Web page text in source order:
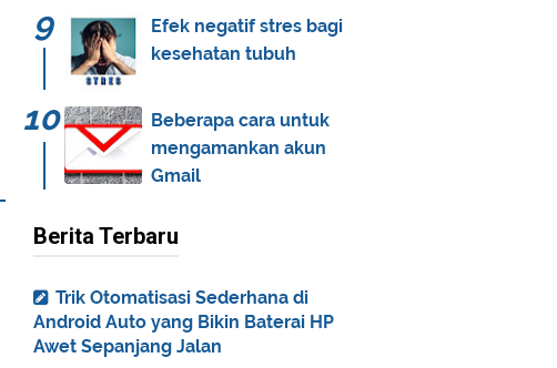
Efek negatif stres bagi
kesehatan tubuh
Beberapa cara untuk
mengamankan akun
Gmail
Berita Terbaru
Trik Otomatisasi Sederhana di
Android Auto yang Bikin Baterai HP
Awet Sepanjang Jalan